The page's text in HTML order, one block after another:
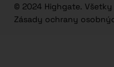
© 2024 Highgate.
Zásady ochrany